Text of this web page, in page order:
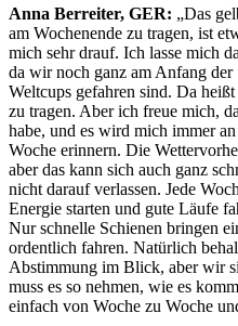
Anna Berreiter, GER: „Das
am Wochenende zu tragen, ist
mich sehr drauf. Ich lasse mich
da wir noch ganz am Anfang der
Weltcups gefahren sind. Da
zu tragen. Aber ich freue mich,
habe, und es wird mich immer
Woche erinnern. Die
aber das kann sich auch ganz
nicht darauf verlassen. Jede
Energie starten und gute Läufe
Nur schnelle Schienen bringen
ordentlich fahren. Natürlich
Abstimmung im Blick, aber wir
muss es so nehmen, wie es
einfach von Woche zu Woche